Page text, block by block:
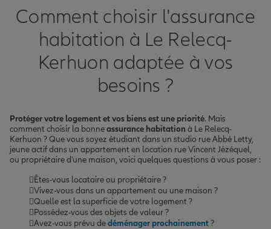
Comment choisir l'assurance
habitation à Le Relecq-
Kerhuon adaptée à vos
besoins ?
Protéger votre logement et vos biens est une priorité. Mais
comment choisir la bonneassurance habitation à Le Relecq-
Kerhuon ? Que vous soyez étudiant dans un studio rue Abbé Letty,
jeune actif dans un appartement en location rue Vincent Jézéquel,
ou propriétaire d'une maison, voici quelques questions à vous poser :
Êtes-vous locataire ou propriétaire ?
Vivez-vous dans un appartement ou une maison ?
Quelle est la superficie de votre logement ?
Possédez-vous des objets de valeur ?
Avez-vous prévu dedéménager prochainement?